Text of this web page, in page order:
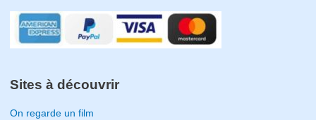
Sites à découvrir
On regarde un film